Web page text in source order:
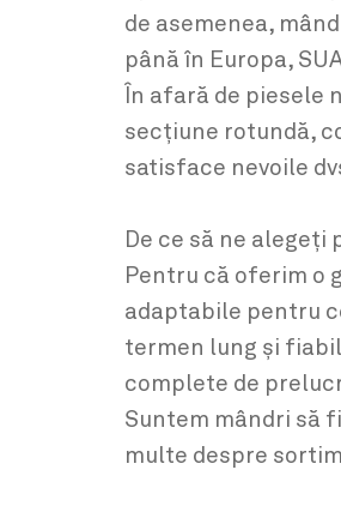
de asemenea,
până în Europa,
În afară de piesele
secțiune rotundă,
satisface nevoile
De ce să ne alegeți
Pentru că oferim o
adaptabile pentru
termen lung și
complete de
Suntem mândri să
multe despre